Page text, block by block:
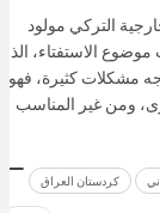
التركي مولود
الاستفتاء،
مشكلات كثيرة، فهو
ومن غير المناسب
كردستان العراق